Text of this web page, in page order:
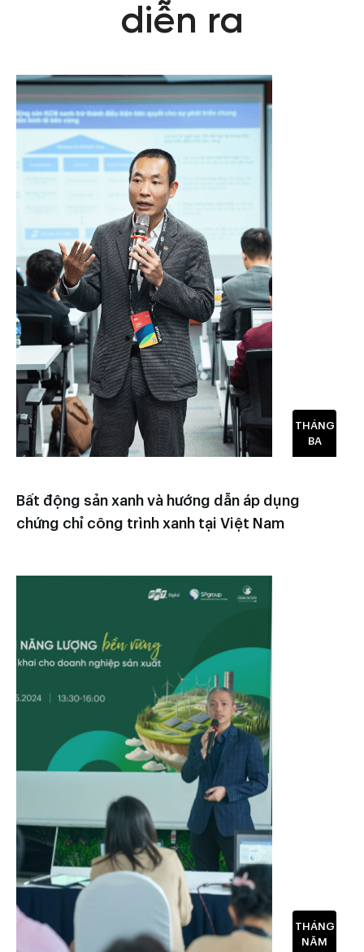
diễn ra
THÁNG
BA
Bất động sản xanh và hướng dẫn áp dụng
chứng chỉ công trình xanh tại Việt Nam
THÁNG
NĂM